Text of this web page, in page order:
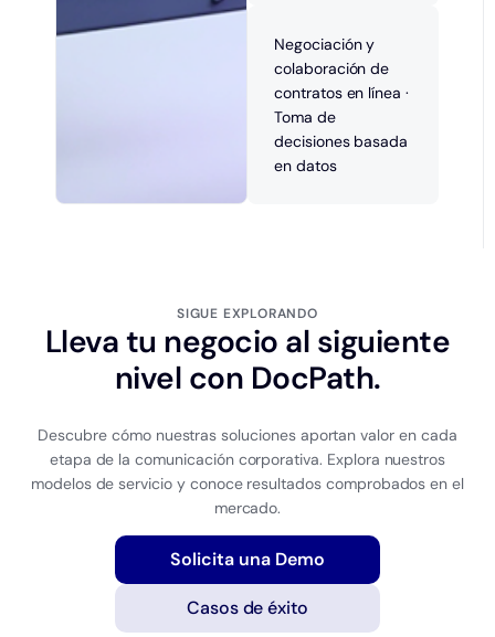
Negociación y
colaboración de
contratos en línea ·
Toma de
decisiones basada
en datos
SIGUE EXPLORANDO
Lleva tu negocio al siguiente
nivel con DocPath.
Descubre cómo nuestras soluciones aportan valor en cada
etapa de la comunicación corporativa. Explora nuestros
modelos de servicio y conoce resultados comprobados en el
mercado.
Solicita una Demo
Casos de éxito